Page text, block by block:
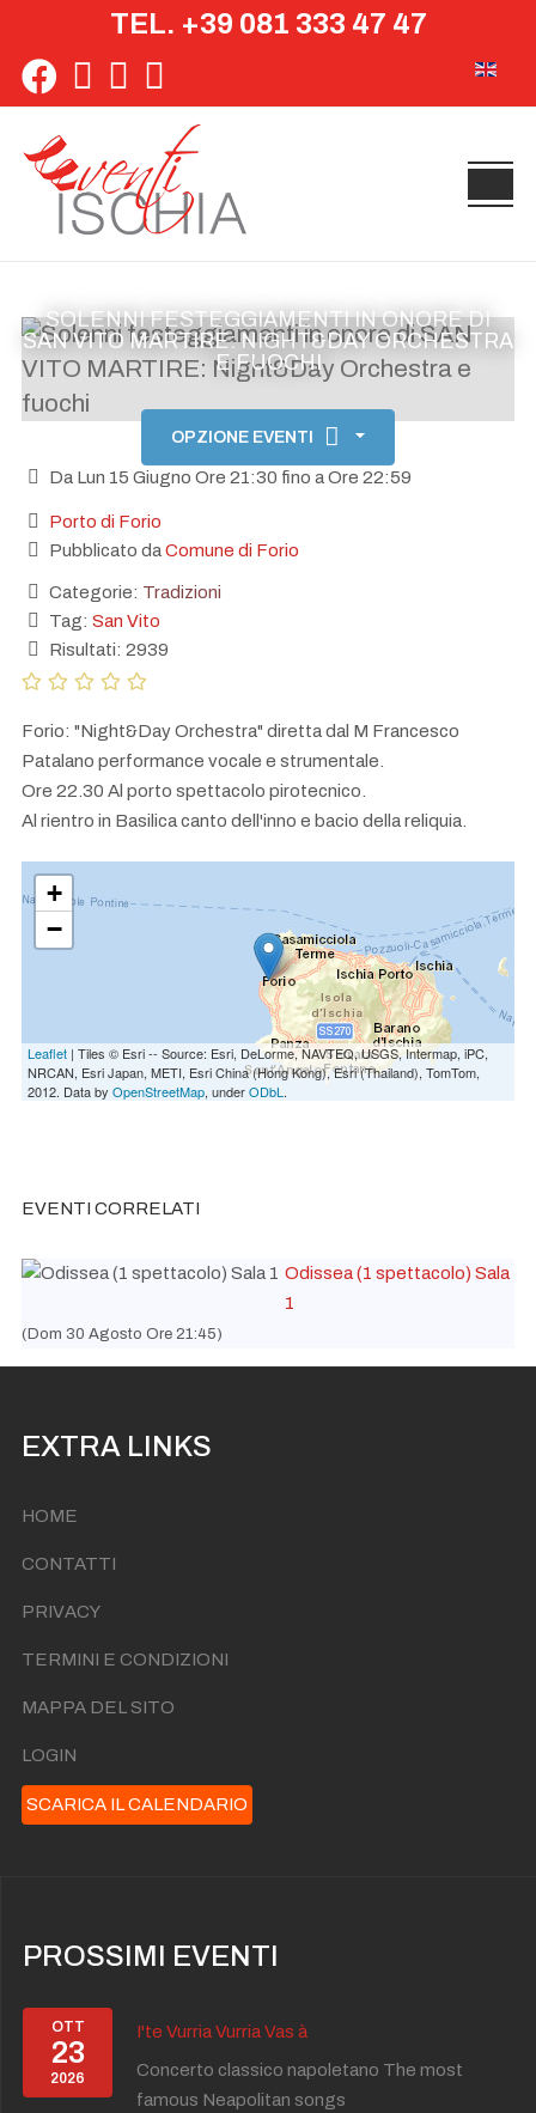
TEL. +39 081 333 47 47
SOLENNI FESTEGGIAMENTI IN ONORE DI
SAN VITO MARTIRE: NIGHT&DAY ORCHESTRA
E FUOCHI
OPZIONE EVENTI
Da Lun 15 Giugno Ore 21:30 fino a Ore 22:59
Porto di Forio
Pubblicato daComune di Forio
Categorie: Tradizioni
Tag: San Vito
Risultati: 2939
Forio: "Night&Day Orchestra" diretta dal M Francesco
Patalano performance vocale e strumentale.
Ore 22.30 Al porto spettacolo pirotecnico.
Al rientro in Basilica canto dell'inno e bacio della reliquia.
+
−
Leaflet | Tiles © Esri -- Source: Esri, DeLorme, NAVTEQ, USGS, Intermap, iPC,
NRCAN, Esri Japan, METI, Esri China (Hong Kong), Esri (Thailand), TomTom,
2012. Data by OpenStreetMap, underODbL .
EVENTI CORRELATI
Odissea (1 spettacolo) Sala
1
(Dom 30 Agosto Ore 21:45)
EXTRA LINKS
HOME
CONTATTI
PRIVACY
TERMINI E CONDIZIONI
MAPPA DEL SITO
LOGIN
SCARICA IL CALENDARIO
PROSSIMI EVENTI
OTT
23
2026
I'te Vurria Vurria Vas à
Concerto classico napoletano The most
famous Neapolitan songs